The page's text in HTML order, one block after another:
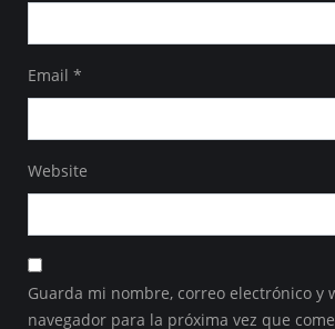
Email *
Website
Guarda mi nombre, correo electrónico y
navegador para la próxima vez que